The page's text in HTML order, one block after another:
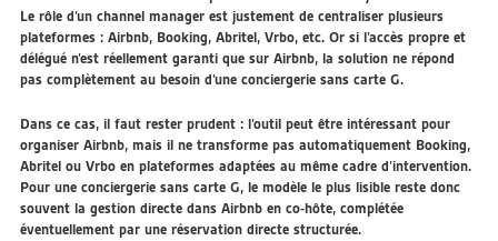
Le rôle d’un channel manager est justement de centraliser plusieurs
plateformes : Airbnb, Booking, Abritel, Vrbo, etc. Or si l’accès propre et
délégué n’est réellement garanti que sur Airbnb, la solution ne répond
pas complètement au besoin d’une conciergerie sans carte G.
Dans ce cas, il faut rester prudent : l’outil peut être intéressant pour
organiser Airbnb, mais il ne transforme pas automatiquement Booking,
Abritel ou Vrbo en plateformes adaptées au même cadre d’intervention.
Pour une conciergerie sans carte G, le modèle le plus lisible reste donc
souvent la gestion directe dans Airbnb en co-hôte, complétée
éventuellement par une réservation directe structurée.